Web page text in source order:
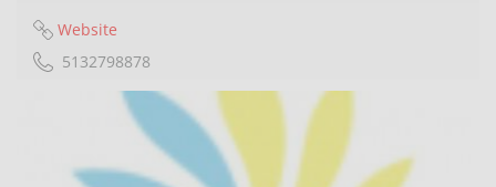
Website
5132798878